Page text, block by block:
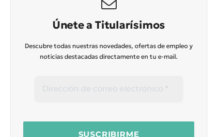
Únete a Titularísimos
Descubre todas nuestras novedades, ofertas de empleo y
noticias destacadas directamente en tu e-mail.